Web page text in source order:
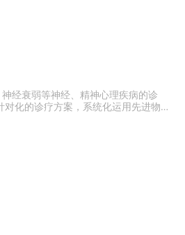
经衰弱等神经、精神心理疾病的诊
化的诊疗方案，系统化运用先进物理